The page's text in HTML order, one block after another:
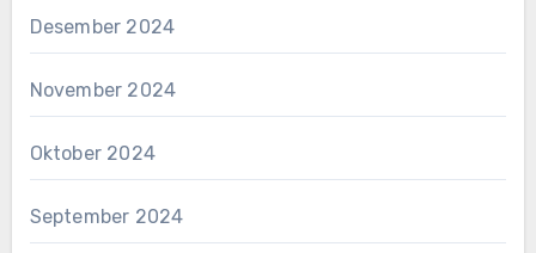
Desember 2024
November 2024
Oktober 2024
September 2024